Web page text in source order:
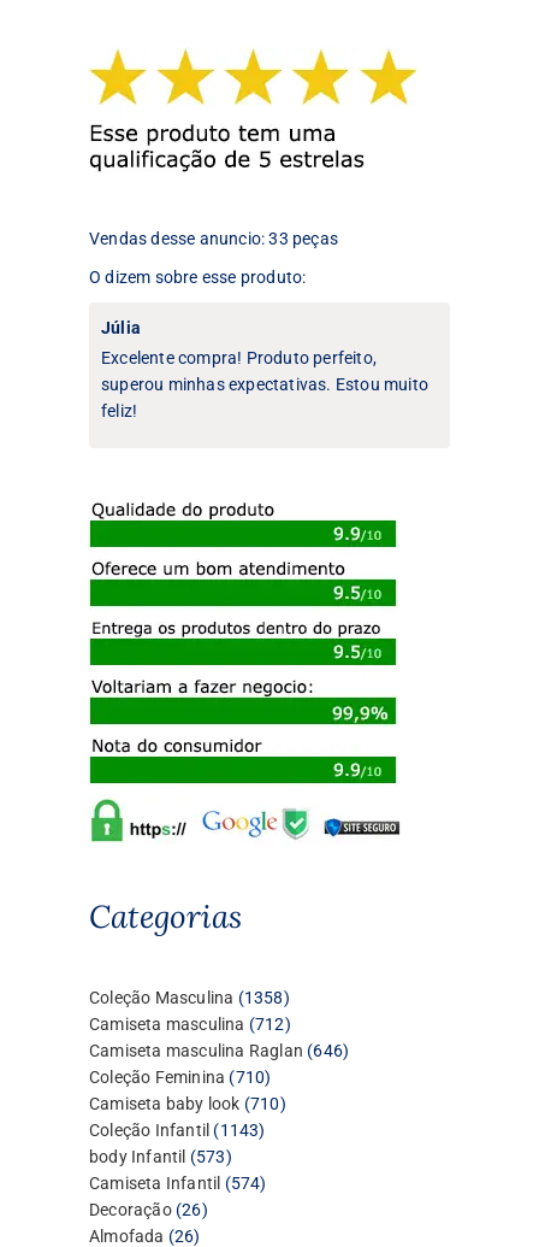
podem
ser
escolhidas
na
página
opções
podem
ser
na
Vendas desse anuncio: 33 peças
O dizem sobre esse produto:
Júlia
Excelente compra! Produto perfeito,
superou minhas expectativas. Estou muito
feliz!
Categorias
Coleção Masculina 13581358
produtos
Camiseta masculina 712712
produtos
Camiseta masculina Raglan 646646
Coleção Feminina 710710
produtos
Camiseta baby look 710710
Coleção Infantil 11431143
body Infantil 573573
produtos
Camiseta Infantil 574574
Decoração 2626
Almofada 2626